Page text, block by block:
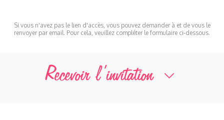
Si vous n'avez pas le lien d'accès, vous pouvez demander à et de vous le
renvoyer par email. Pour cela, veuillez compléter le formulaire ci-dessous.
Recevoir l’invitation